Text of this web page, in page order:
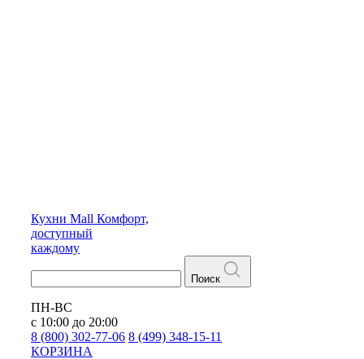
Кухни Mall Комфорт,
доступный
каждому
Поиск
ПН-ВС
с 10:00 до 20:00
8 (800) 302-77-06 8 (499) 348-15-11
КОРЗИНА